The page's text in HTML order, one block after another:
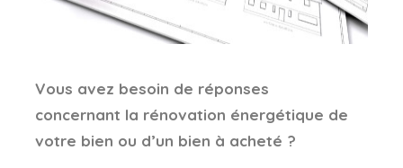
Vous avez besoin de réponses
concernant la rénovation énergétique de
votre bien ou d’un bien à acheté ?